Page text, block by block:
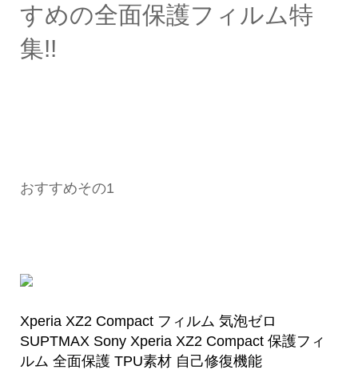
すめの全面保護フィルム特
集!!
おすすめその1
Xperia XZ2 Compact フィルム 気泡ゼロ
SUPTMAX Sony Xperia XZ2 Compact 保護フィ
ルム 全面保護 TPU素材 自己修復機能